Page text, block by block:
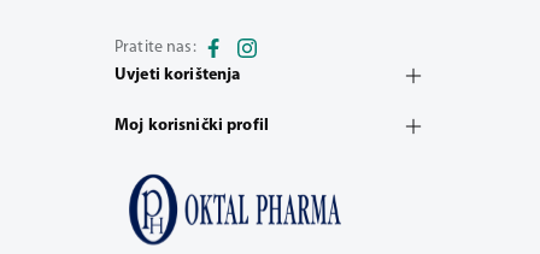
Pratite nas:
Uvjeti korištenja
Moj korisnički profil